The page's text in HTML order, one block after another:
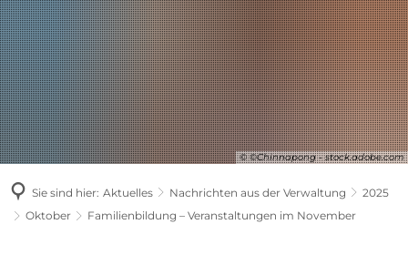
© ©Chinnapong - stock.adobe.com
Sie sind hier: Aktuelles Nachrichten aus der Verwaltung
2025
Oktober
Familienbildung – Veranstaltungen im November